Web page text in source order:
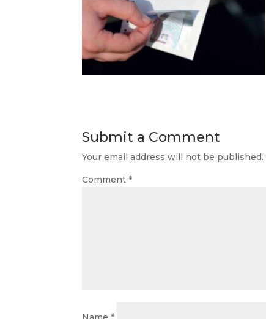
Submit a Comment
Your email address will not be published.
Comment*